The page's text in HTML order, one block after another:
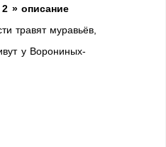
» описание
травят муравьёв,
у Ворониных-